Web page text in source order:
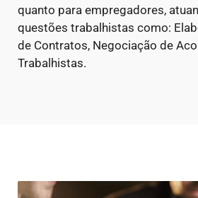
quanto para empregadores,
questões trabalhistas como:
de Contratos, Negociação de
Trabalhistas.